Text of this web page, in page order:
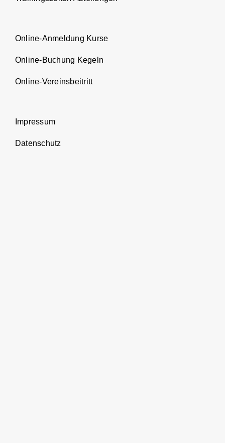
Online-Anmeldung Kurse
Online-Buchung Kegeln
Online-Vereinsbeitritt
Impressum
Datenschutz